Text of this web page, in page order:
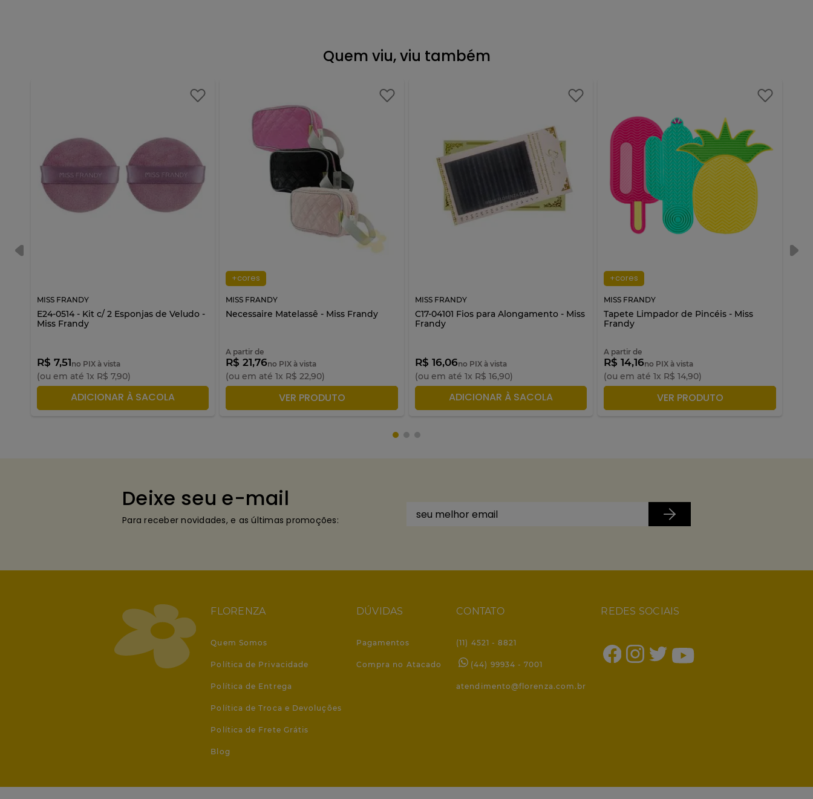
Quem viu, viu também
MISS FRANDY
E24-0514 - Kit c/ 2 Esponjas de Veludo -
Miss Frandy
R$ 7,51no PIX à vista
(ou em até 1x R$ 7,90)
ADICIONAR À SACOLA
+cores
MISS FRANDY
Necessaire Matelassê - Miss Frandy
A partir de
R$ 21,76no PIX à vista
(ou em até1x R$ 22,90)
ADICIONAR À SACOLA
VER PRODUTO
MISS FRANDY
C17-04101 Fios para Alongamento - Miss
Frandy
R$ 16,06no PIX à vista
(ou em até 1x R$ 16,90)
ADICIONAR À SACOLA
+cores
MISS FRANDY
Tapete Limpador de Pincéis - Miss
Frandy
A partir de
R$ 14,16no PIX à vista
(ou em até1x R$ 14,90)
ADICIONAR À SACOLA
VER PRODUTO
Deixe seu e-mail
Para receber novidades, e as últimas promoções:
FLORENZA
Quem Somos
Política de Privacidade
Política de Entrega
Política de Troca e Devoluções
Política de Frete Grátis
Blog
DÚVIDAS
Pagamentos
Compra no Atacado
CONTATO
(11) 4521 - 8821
(44) 99934 - 7001
atendimento@florenza.com.br
REDES SOCIAIS